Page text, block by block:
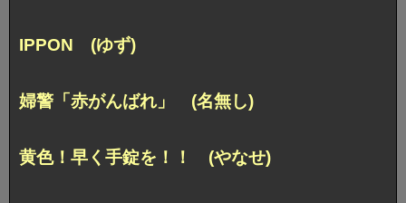
IPPON (ゆず)
婦警「赤がんばれ」 (名無し)
黄色！早く手錠を！！ (やなせ)